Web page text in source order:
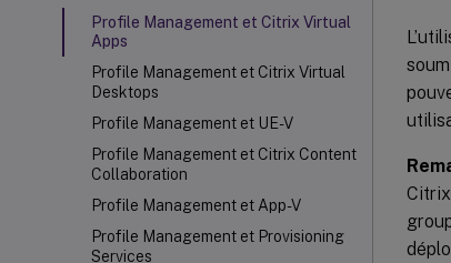
Profile Management et Citrix Virtual
Apps
Profile Management et Citrix Virtual
Desktops
Profile Management et UE-V
Profile Management et Citrix Content
Collaboration
Profile Management et App-V
Profile Management et Provisioning
Services